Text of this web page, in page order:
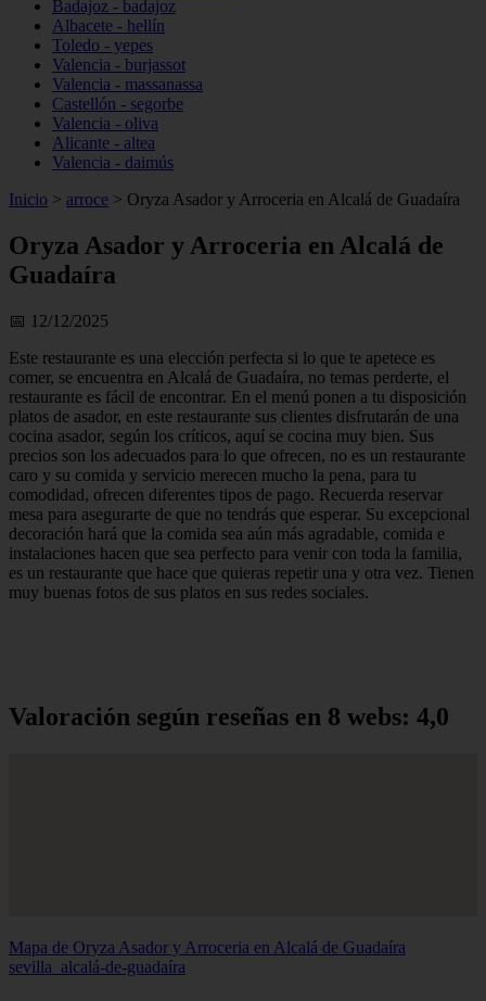
Badajoz - badajoz
Albacete - hellín
Toledo - yepes
Valencia - burjassot
Valencia - massanassa
Castellón - segorbe
Valencia - oliva
Alicante - altea
Valencia - daimús
Inicio > arroce > Oryza Asador y Arroceria en Alcalá de Guadaíra
Oryza Asador y Arroceria en Alcalá de
Guadaíra
📅 12/12/2025
Este restaurante es una elección perfecta si lo que te apetece es
comer, se encuentra en Alcalá de Guadaíra, no temas perderte, el
restaurante es fácil de encontrar. En el menú ponen a tu disposición
platos de asador, en este restaurante sus clientes disfrutarán de una
cocina asador, según los críticos, aquí se cocina muy bien. Sus
precios son los adecuados para lo que ofrecen, no es un restaurante
caro y su comida y servicio merecen mucho la pena, para tu
comodidad, ofrecen diferentes tipos de pago. Recuerda reservar
mesa para asegurarte de que no tendrás que esperar. Su excepcional
decoración hará que la comida sea aún más agradable, comida e
instalaciones hacen que sea perfecto para venir con toda la familia,
es un restaurante que hace que quieras repetir una y otra vez. Tienen
muy buenas fotos de sus platos en sus redes sociales.
Valoración según reseñas en 8 webs: 4,0
Mapa de Oryza Asador y Arroceria en Alcalá de Guadaíra
sevilla_alcalá-de-guadaíra